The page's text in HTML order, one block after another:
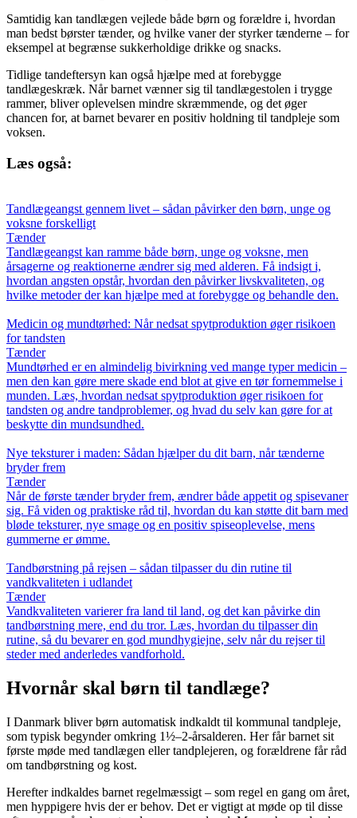
Samtidig kan tandlægen vejlede både børn og forældre i, hvordan
man bedst børster tænder, og hvilke vaner der styrker tænderne – for
eksempel at begrænse sukkerholdige drikke og snacks.
Tidlige tandeftersyn kan også hjælpe med at forebygge
tandlægeskræk. Når barnet vænner sig til tandlægestolen i trygge
rammer, bliver oplevelsen mindre skræmmende, og det øger
chancen for, at barnet bevarer en positiv holdning til tandpleje som
voksen.
Læs også:
Tandlægeangst gennem livet – sådan påvirker den børn, unge og
voksne forskelligt
Tænder
Tandlægeangst kan ramme både børn, unge og voksne, men
årsagerne og reaktionerne ændrer sig med alderen. Få indsigt i,
hvordan angsten opstår, hvordan den påvirker livskvaliteten, og
hvilke metoder der kan hjælpe med at forebygge og behandle den.
Medicin og mundtørhed: Når nedsat spytproduktion øger risikoen
for tandsten
Tænder
Mundtørhed er en almindelig bivirkning ved mange typer medicin –
men den kan gøre mere skade end blot at give en tør fornemmelse i
munden. Læs, hvordan nedsat spytproduktion øger risikoen for
tandsten og andre tandproblemer, og hvad du selv kan gøre for at
beskytte din mundsundhed.
Nye teksturer i maden: Sådan hjælper du dit barn, når tænderne
bryder frem
Tænder
Når de første tænder bryder frem, ændrer både appetit og spisevaner
sig. Få viden og praktiske råd til, hvordan du kan støtte dit barn med
bløde teksturer, nye smage og en positiv spiseoplevelse, mens
gummerne er ømme.
Tandbørstning på rejsen – sådan tilpasser du din rutine til
vandkvaliteten i udlandet
Tænder
Vandkvaliteten varierer fra land til land, og det kan påvirke din
tandbørstning mere, end du tror. Læs, hvordan du tilpasser din
rutine, så du bevarer en god mundhygiejne, selv når du rejser til
steder med anderledes vandforhold.
Hvornår skal børn til tandlæge?
I Danmark bliver børn automatisk indkaldt til kommunal tandpleje,
som typisk begynder omkring 1½–2-årsalderen. Her får barnet sit
første møde med tandlægen eller tandplejeren, og forældrene får råd
om tandbørstning og kost.
Herefter indkaldes barnet regelmæssigt – som regel en gang om året,
men hyppigere hvis der er behov. Det er vigtigt at møde op til disse